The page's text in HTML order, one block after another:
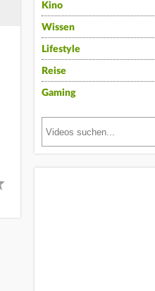
Kino
Wissen
Lifestyle
Reise
Gaming